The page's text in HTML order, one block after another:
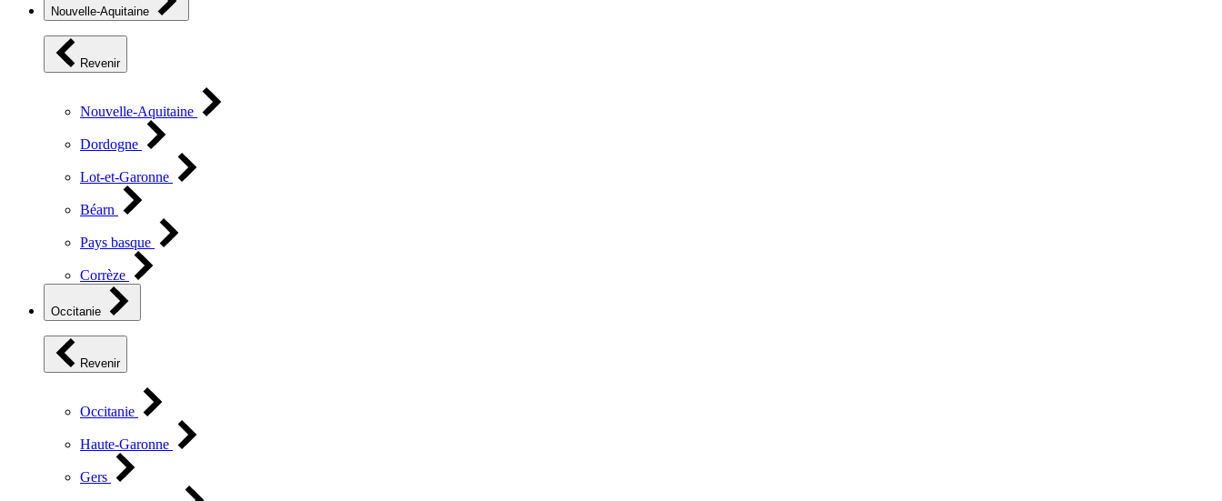
Nouvelle-Aquitaine
Revenir
Nouvelle-Aquitaine
Dordogne
Lot-et-Garonne
Béarn
Pays basque
Corrèze
Occitanie
Revenir
Occitanie
Haute-Garonne
Gers